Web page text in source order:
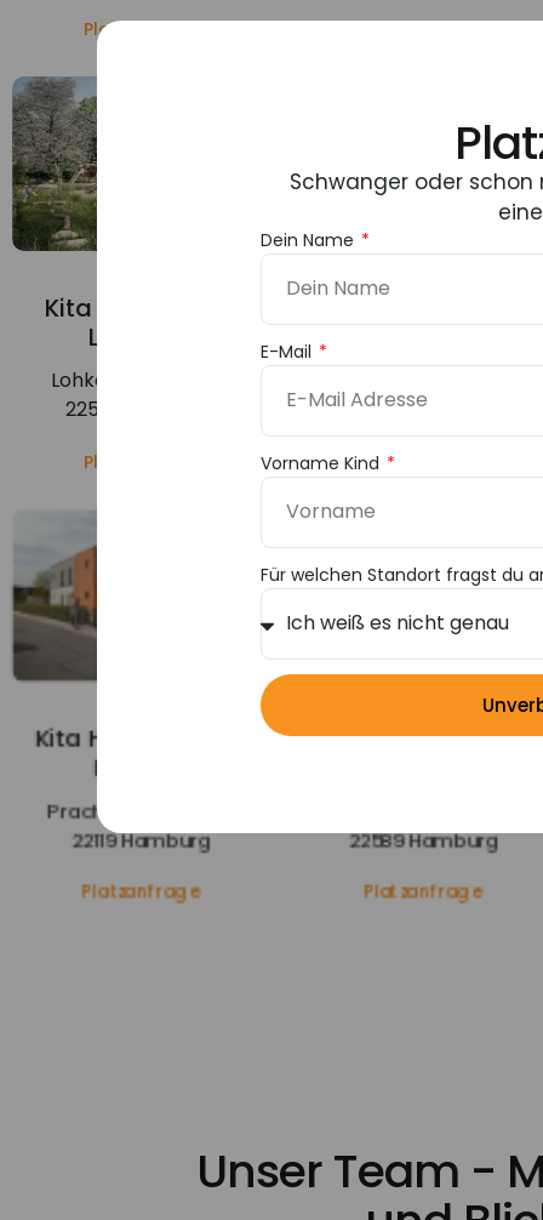
Schwanger oder
Dein Name
E-Mail
Vorname Kind
Für welchen Standort fragst du